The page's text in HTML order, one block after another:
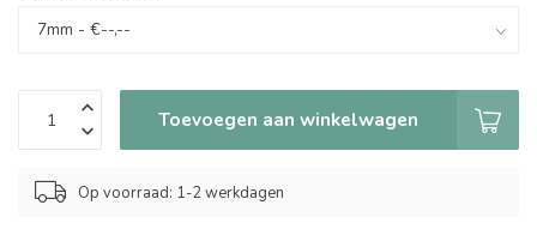
Toevoegen aan winkelwagen
Op voorraad: 1-2 werkdagen